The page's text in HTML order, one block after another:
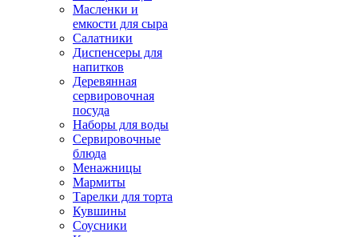
Масленки и
емкости для сыра
Салатники
Диспенсеры для
напитков
Деревянная
сервировочная
посуда
Наборы для воды
Сервировочные
блюда
Менажницы
Мармиты
Тарелки для торта
Кувшины
Соусники